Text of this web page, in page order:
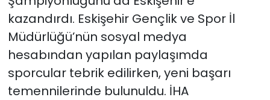
kazandırdı. Eskişehir Gençlik ve Spor İl
Müdürlüğü’nün sosyal medya
hesabından yapılan paylaşımda
sporcular tebrik edilirken, yeni başarı
temennilerinde bulunuldu. İHA